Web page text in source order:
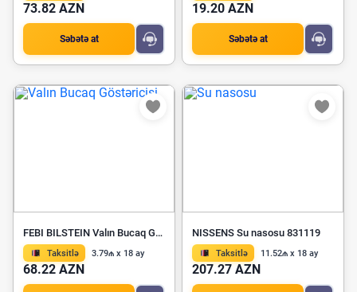
73.82 AZN
Səbətə at
19.20 AZN
Səbətə at
FEBI BILSTEIN Valın Bucaq Göstəricisi 24455
Taksitlə 3.79₼ x 18 ay
68.22 AZN
NISSENS Su nasosu 831119
Taksitlə 11.52₼ x 18 ay
207.27 AZN